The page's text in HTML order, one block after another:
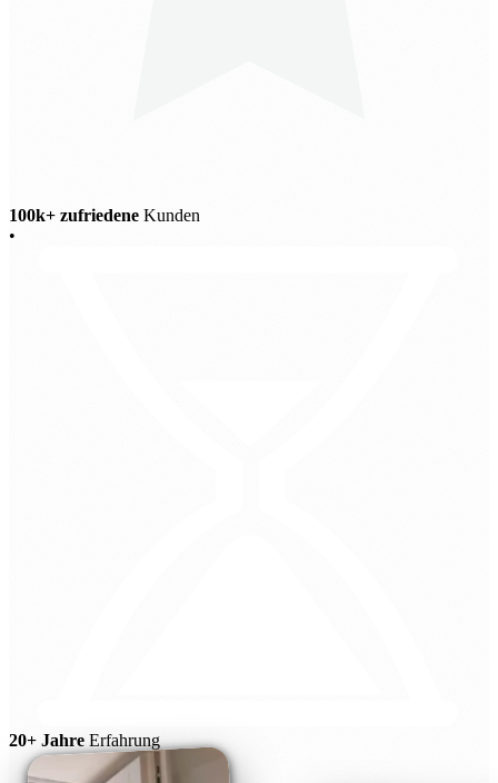
100k+ zufriedene Kunden
•
20+ Jahre Erfahrung